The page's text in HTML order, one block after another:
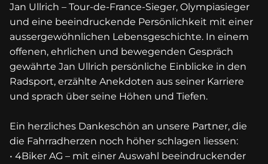
Jan Ullrich – Tour-de-France-Sieger, Olympiasieger
und eine beeindruckende Persönlichkeit mit einer
aussergewöhnlichen Lebensgeschichte. In einem
offenen, ehrlichen und bewegenden Gespräch
gewährte Jan Ullrich persönliche Einblicke in den
Radsport, erzählte Anekdoten aus seiner Karriere
und sprach über seine Höhen und Tiefen.
Ein herzliches Dankeschön an unsere Partner, die
die Fahrradherzen noch höher schlagen liessen:
• 4Biker AG – mit einer Auswahl beeindruckender